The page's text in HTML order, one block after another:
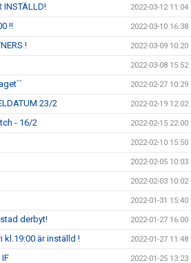
INSTÄLLD! 2022-03-12 11:04
!! 2022-03-10 16:38
! 2022-03-09 10:20
2022-03-08 15:52
2022-02-27 10:29
23/2 2022-02-19 12:02
- 16/2 2022-02-15 22:00
2022-02-10 15:50
2022-02-05 10:03
2022-02-03 10:02
2022-01-31 15:40
derbyt! 2022-01-27 16:00
kl.19:00 är inställd ! 2022-01-27 11:48
2022-01-25 13:23